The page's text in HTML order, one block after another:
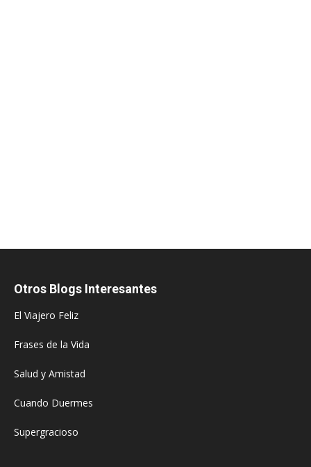
Otros Blogs Interesantes
El Viajero Feliz
Frases de la Vida
Salud y Amistad
Cuando Duermes
Supergracioso